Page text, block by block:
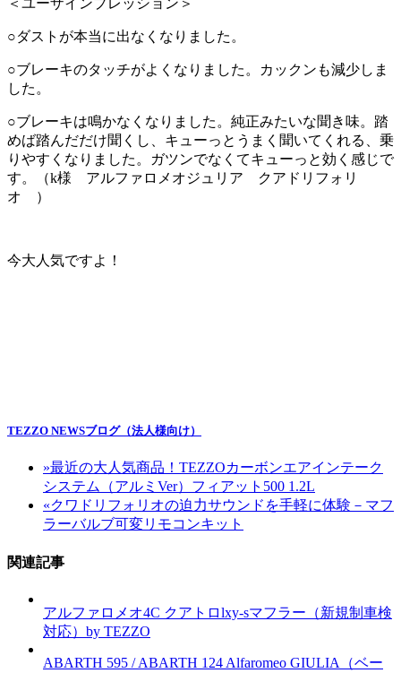
＜ユーザインプレッション＞
○ダストが本当に出なくなりました。
○ブレーキのタッチがよくなりました。カックンも減少しま
した。
○ブレーキは鳴かなくなりました。純正みたいな聞き味。踏
めば踏んだだけ聞くし、キューっとうまく聞いてくれる、乗
りやすくなりました。ガツンでなくてキューっと効く感じで
す。（k様 アルファロメオジュリア クアドリフォリ
オ ）
今大人気ですよ！
TEZZO NEWSブログ（法人様向け）
»最近の大人気商品！TEZZOカーボンエアインテーク
システム（アルミVer）フィアット500 1.2L
«クワドリフォリオの迫力サウンドを手軽に体験－マフ
ラーバルブ可変リモコンキット
関連記事
アルファロメオ4C クアトロlxy-sマフラー（新規制車検
対応）by TEZZO
ABARTH 595 / ABARTH 124 Alfaromeo GIULIA（ベー